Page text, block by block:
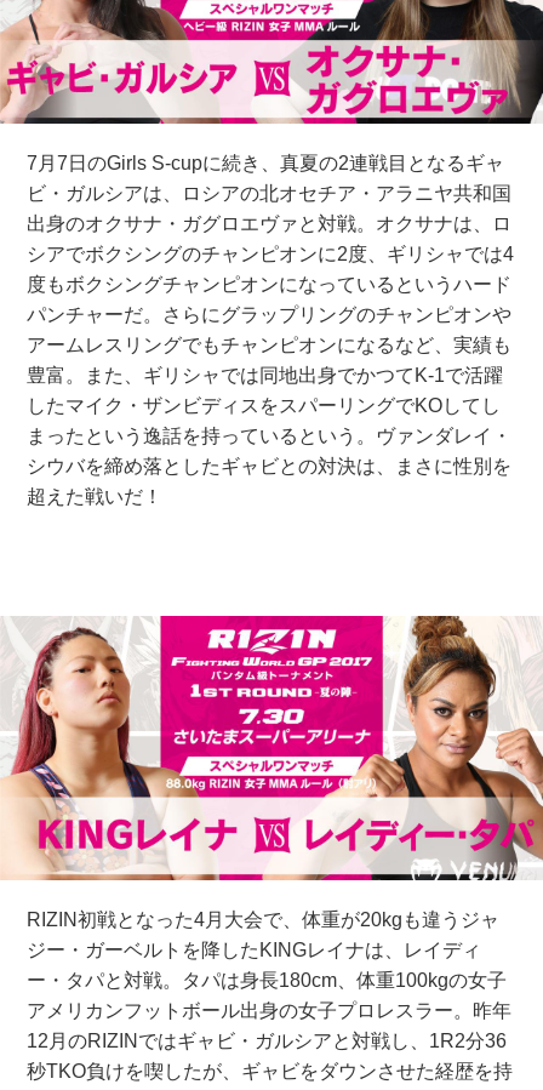
7月7日のGirls S-cupに続き、真夏の2連戦目となるギャ
ビ・ガルシアは、ロシアの北オセチア・アラニヤ共和国
出身のオクサナ・ガグロエヴァと対戦。オクサナは、ロ
シアでボクシングのチャンピオンに2度、ギリシャでは4
度もボクシングチャンピオンになっているというハード
パンチャーだ。さらにグラップリングのチャンピオンや
アームレスリングでもチャンピオンになるなど、実績も
豊富。また、ギリシャでは同地出身でかつてK-1で活躍
したマイク・ザンビディスをスパーリングでKOしてし
まったという逸話を持っているという。ヴァンダレイ・
シウバを締め落としたギャビとの対決は、まさに性別を
超えた戦いだ！
RIZIN初戦となった4月大会で、体重が20kgも違うジャ
ジー・ガーベルトを降したKINGレイナは、レイディ
ー・タパと対戦。タパは身長180cm、体重100kgの女子
アメリカンフットボール出身の女子プロレスラー。昨年
12月のRIZINではギャビ・ガルシアと対戦し、1R2分36
秒TKO負けを喫したが、ギャビをダウンさせた経歴を持